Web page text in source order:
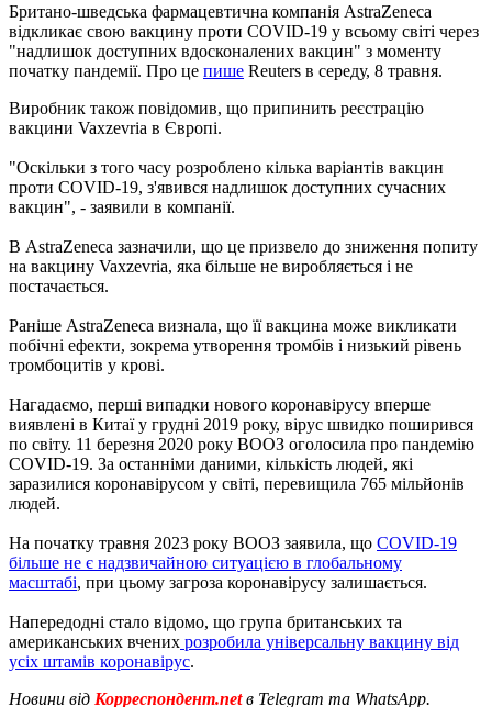
Британо-шведська фармацевтична компанія AstraZeneca
відкликає свою вакцину проти COVID-19 у всьому світі через
"надлишок доступних вдосконалених вакцин" з моменту
початку пандемії. Про це пише Reuters в середу, 8 травня.
Виробник також повідомив, що припинить реєстрацію
вакцини Vaxzevria в Європі.
"Оскільки з того часу розроблено кілька варіантів вакцин
проти COVID-19, з'явився надлишок доступних сучасних
вакцин", - заявили в компанії.
В AstraZeneca зазначили, що це призвело до зниження попиту
на вакцину Vaxzevria, яка більше не виробляється і не
постачається.
Раніше AstraZeneca визнала, що її вакцина може викликати
побічні ефекти, зокрема утворення тромбів і низький рівень
тромбоцитів у крові.
Нагадаємо, перші випадки нового коронавірусу вперше
виявлені в Китаї у грудні 2019 року, вірус швидко поширився
по світу. 11 березня 2020 року ВООЗ оголосила про пандемію
COVID-19. За останніми даними, кількість людей, які
заразилися коронавірусом у світі, перевищила 765 мільйонів
людей.
На початку травня 2023 року ВООЗ заявила, що COVID-19
більше не є надзвичайною ситуацією в глобальному
масштабі, при цьому загроза коронавірусу залишається.
Напередодні стало відомо, що група британських та
американських вчених розробила універсальну вакцину від
усіх штамів коронавірус.
Новини від Корреспондент.netв Telegram та WhatsApp.